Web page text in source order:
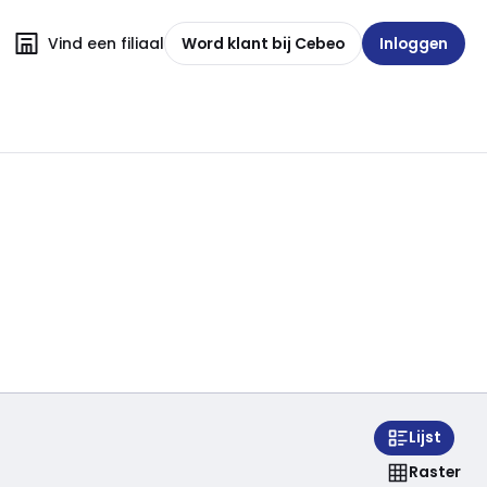
Vind een filiaal Word klant bij Cebeo Inloggen
Lijst
Raster